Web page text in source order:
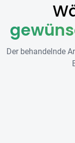
Der behandelnde